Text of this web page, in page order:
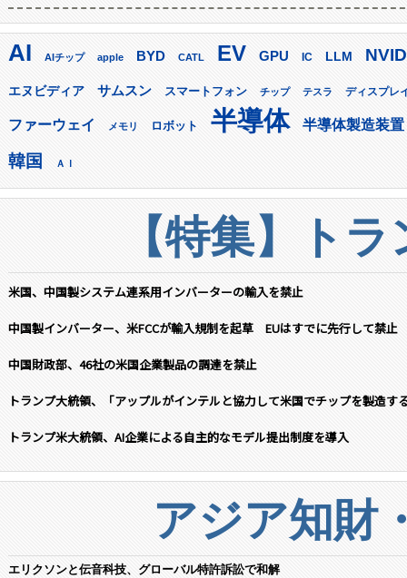
AI AIチップ apple BYD CATL EV GPU IC LLM
エヌビディア サムスン スマートフォン チップ テスラ ディスプレ
ファーウェイ メモリ ロボット 半導体 半導体製造装置
韓国 ＡＩ
【特集】ト
米国、中国製システム連系用インバーターの輸入を禁止
中国製インバーター、米FCCが輸入規制を起草 EUはすでに先行して禁止
中国財政部、46社の米国企業製品の調達を禁止
トランプ大統領、「アップルがインテルと協力して米国でチップを製造す
トランプ米大統領、AI企業による自主的なモデル提出制度を導入
アジア知財
エリクソンと伝音科技、グローバル特許訴訟で和解